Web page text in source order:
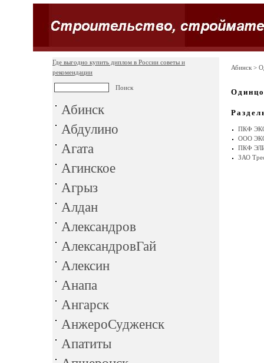
Где выгодно купить диплом в России советы и
рекомендации
Абинск
Абдулино
Агата
Агинское
Агрыз
Алдан
Александров
АлександровГай
Алексин
Анапа
Ангарск
АнжероСудженск
Апатиты
Абинск >
ПКФ
ООО
ПКФ
ЗАО